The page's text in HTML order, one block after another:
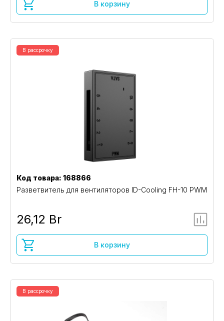
В корзину
В рассрочку
Код товара: 168866
Разветвитель для вентиляторов ID-Cooling FH-10 PWM
26,12 Br
В корзину
В рассрочку